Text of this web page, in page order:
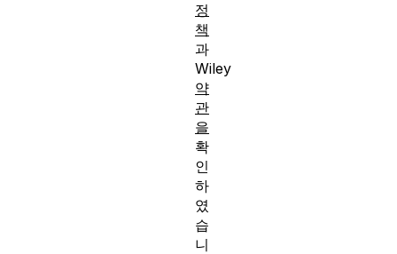
정
책
과
Wiley
약
관
을
확
인
하
였
습
니